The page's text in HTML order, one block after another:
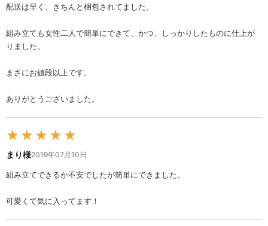
配送は早く、きちんと梱包されてました。
組み立ても女性二人で簡単にできて、かつ、しっかりしたものに仕上が
りました。
まさにお値段以上です。
ありがとうございました。
★ ★ ★ ★ ★
まり様2019年07月10日
組み立てできるか不安でしたが簡単にできました。
可愛くて気に入ってます！